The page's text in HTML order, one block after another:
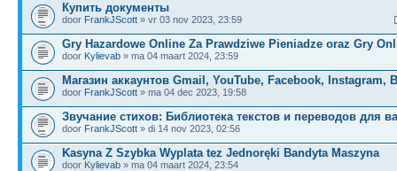
Купить документы
door FrankJScott » vr 03 nov 2023, 23:59
Gry Hazardowe Online Za Prawdziwe Pieniadze oraz Gry
door Kylievab » ma 04 maart 2024, 23:59
Магазин аккаунтов Gmail, YouTube, Facebook, Instagram,
door FrankJScott » ma 04 dec 2023, 19:58
Звучание стихов: Библиотека текстов и переводов для
door FrankJScott » di 14 nov 2023, 02:56
Kasyna Z Szybka Wyplata tez Jednoręki Bandyta Maszyna
door Kylievab » ma 04 maart 2024, 23:54